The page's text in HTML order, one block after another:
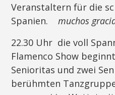
Veranstaltern für die
Spanien.muchos
22.30 Uhr die voll
Flamenco Show
Senioritas und zwei
berühmten